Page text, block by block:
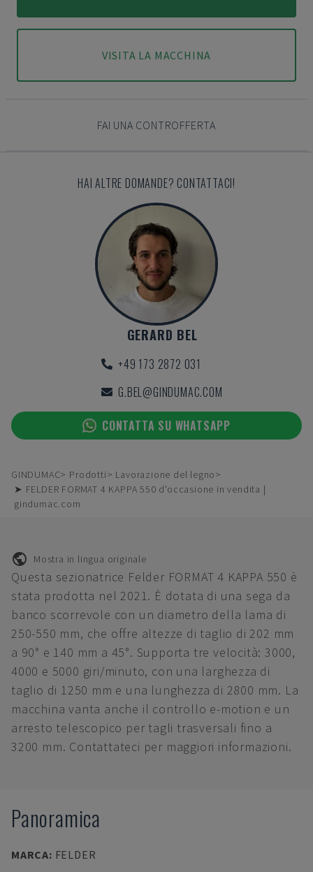
VISITA LA MACCHINA
FAI UNA CONTROFFERTA
HAI ALTRE DOMANDE? CONTATTACI!
GERARD BEL
+49 173 2872 031
G.BEL@GINDUMAC.COM
CONTATTA SU WHATSAPP
GINDUMAC Prodotti
Lavorazione del legno
➤ FELDER FORMAT 4 KAPPA 550 d'occasione in vendita |
gindumac.com
Mostra in lingua originale
Questa sezionatrice Felder FORMAT 4 KAPPA 550 è
stata prodotta nel 2021. È dotata di una sega da
banco scorrevole con un diametro della lama di
250-550 mm, che offre altezze di taglio di 202 mm
a 90° e 140 mm a 45°. Supporta tre velocità: 3000,
4000 e 5000 giri/minuto, con una larghezza di
taglio di 1250 mm e una lunghezza di 2800 mm. La
macchina vanta anche il controllo e-motion e un
arresto telescopico per tagli trasversali fino a
3200 mm. Contattateci per maggiori informazioni.
Panoramica
MARCA: FELDER